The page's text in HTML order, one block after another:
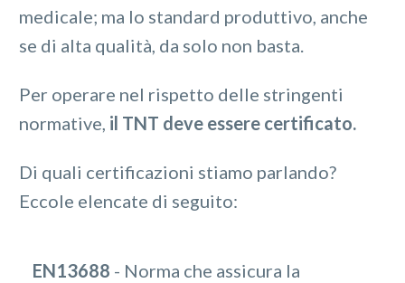
medicale; ma lo standard produttivo, anche
se di alta qualità, da solo non basta.
Per operare nel rispetto delle stringenti
normative, il TNT deve essere certificato.
Di quali certificazioni stiamo parlando?
Eccole elencate di seguito:
EN13688 - Norma che assicura la